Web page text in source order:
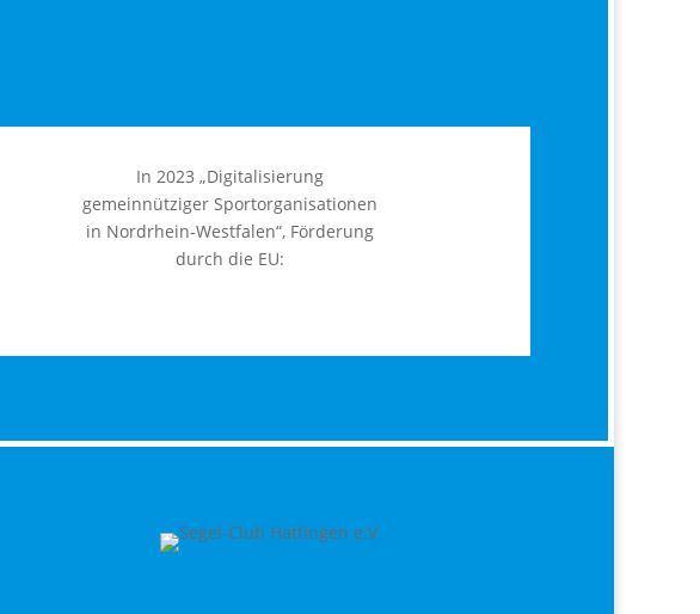
In 2023 „Digitalisierung
gemeinnütziger Sportorganisationen
in Nordrhein-Westfalen“, Förderung
durch die EU: